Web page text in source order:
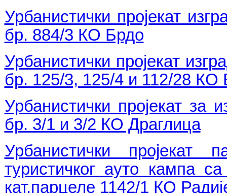
Урбанистички пројекат
бр. 884/3 КО Брдо
Урбанистички пројекат
бр. 125/3, 125/4 и 112/28 КО
Урбанистички пројекат за
бр. 3/1 и 3/2 КО Драглица
Урбанистички пројекат
туристичког ауто кампа
кат.парцеле 1142/1 КО